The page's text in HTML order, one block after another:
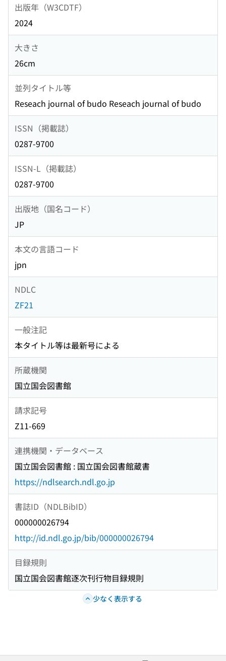
出版年（W3CDTF）
2024
大きさ
26cm
並列タイトル等
Reseach journal of budo Reseach journal of budo
ISSN（掲載誌）
0287-9700
ISSN-L（掲載誌）
0287-9700
出版地（国名コード）
JP
本文の言語コード
jpn
NDLC
ZF21
一般注記
本タイトル等は最新号による
所蔵機関
国立国会図書館
請求記号
Z11-669
連携機関・データベース
国立国会図書館 : 国立国会図書館蔵書
https://ndlsearch.ndl.go.jp
書誌ID（NDLBibID）
000000026794
http://id.ndl.go.jp/bib/000000026794
目録規則
国立国会図書館逐次刊行物目録規則
少なく表示する